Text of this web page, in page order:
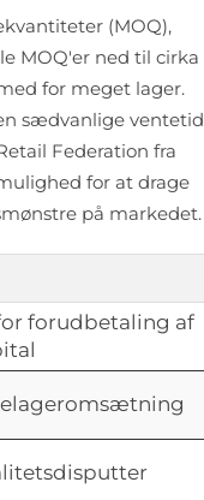
(MOQ),
MOQ'er ned til cirka
for meget lager.
sædvanlige ventetid
Federation fra
for at drage
på markedet.
forudbetaling af